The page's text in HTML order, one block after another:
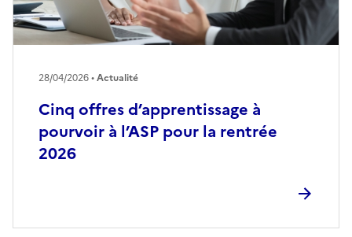
Cinq offres d’apprentissage à
pourvoir à l’ASP pour la rentrée
2026
28/04/2026 •Actualité